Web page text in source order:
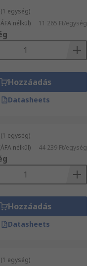
egység)
nélkül) 11 265 Ft/egység
Hozzáadás
Datasheets
egység)
nélkül) 44 239 Ft/egység
Hozzáadás
Datasheets
egység)